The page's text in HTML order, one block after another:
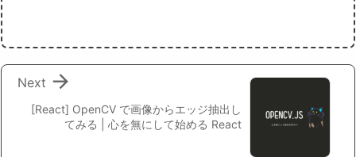
[React] OpenCV で画像からエッジ抽出し
てみる | 心を無にして始める React

Next